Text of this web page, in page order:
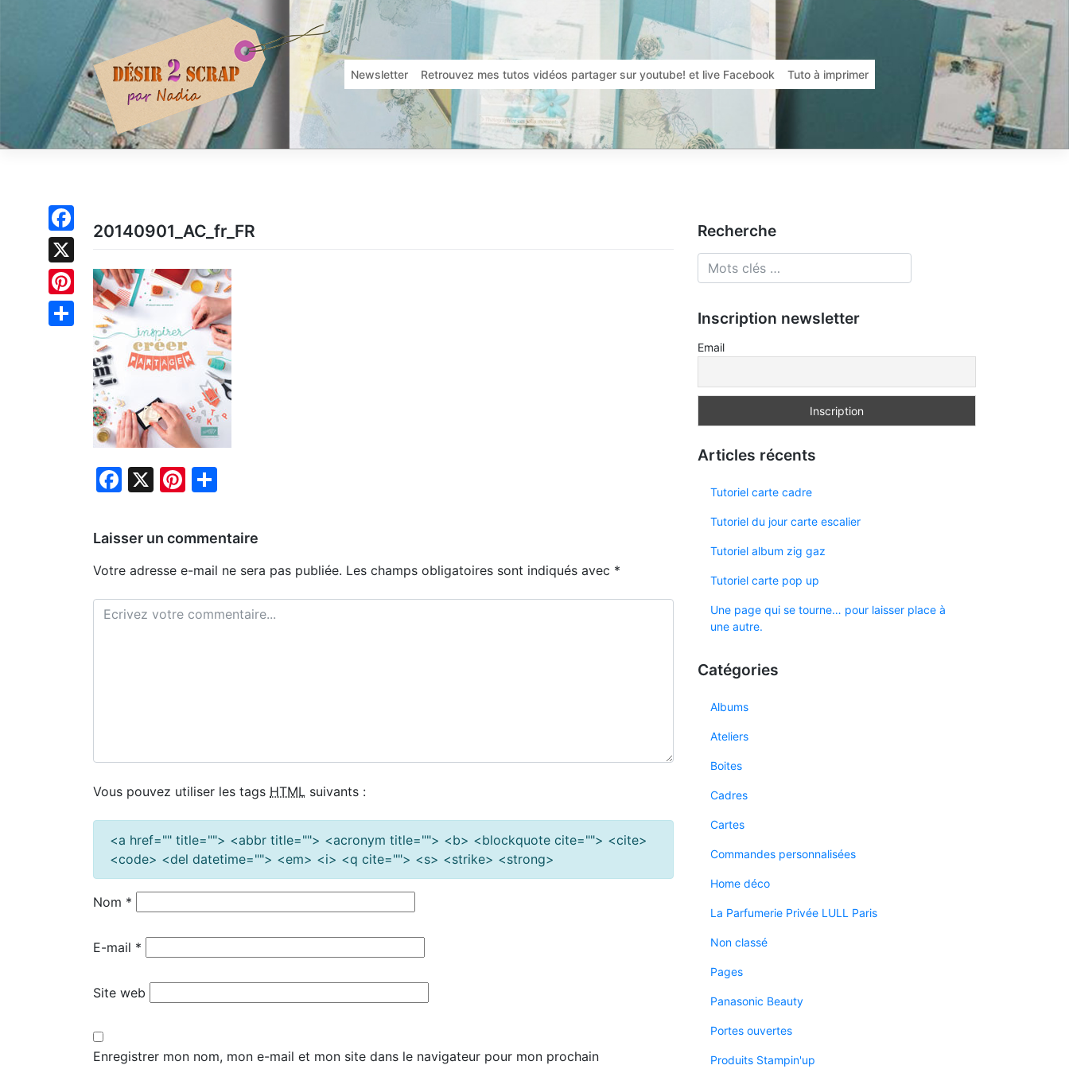
Newsletter Retrouvez mes tutos vidéos partager sur youtube! et live Facebook Tuto à imprimer
20140901_AC_fr_FR
Facebook
X Pinterest
Laisser un commentaire
Votre adresse e-mail ne sera pas publiée. Les champs obligatoires sont indiqués avec *
Vous pouvez utiliser les tags HTML suivants :
<a href="" title=""> <abbr title=""> <acronym title=""> <b> <blockquote cite=""> <cite>
<code> <del datetime=""> <em> <i> <q cite=""> <s> <strike> <strong>
Nom *
E-mail *
Site web
Enregistrer mon nom, mon e-mail et mon site dans le navigateur pour mon prochain
Facebook
X
Pinterest
Partager
Recherche
Inscription newsletter
Email
Articles récents
Tutoriel carte cadre
Tutoriel du jour carte escalier
Tutoriel album zig gaz
Tutoriel carte pop up
Une page qui se tourne… pour laisser place à
une autre.
Catégories
Albums
Ateliers
Boites
Cadres
Cartes
Commandes personnalisées
Home déco
La Parfumerie Privée LULL Paris
Non classé
Pages
Panasonic Beauty
Portes ouvertes
Produits Stampin'up